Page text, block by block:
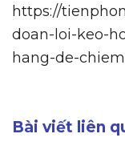
https://
doan-loi-keo-
hang-de-
Bài viết liên